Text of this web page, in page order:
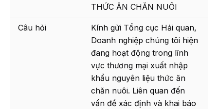
THỨC ĂN CHĂN NUÔI
Câu hỏi
Kính gửi Tổng cục Hải quan,
Doanh nghiệp chúng tôi hiện
đang hoạt động trong lĩnh
vực thương mại xuất nhập
khẩu nguyên liệu thức ăn
chăn nuôi. Liên quan đến
vấn đề xác định và khai báo